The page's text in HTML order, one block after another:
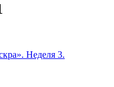
Неделя 3.